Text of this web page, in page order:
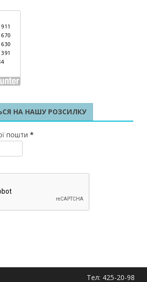
НА НАШУ РОЗСИЛКУ
пошти *
Тел: 425-20-98